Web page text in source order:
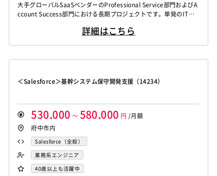
大手グローバルSaaSベンダーのProfessional Service部門およびA
ccount Success部門における長期プロジェクトです。単発のIT開
をテクノロジーと運用の両面から長期的に支える、非常に重要度の
詳細はこちら
＜Salesforce＞基幹システム保守開発支援（14234）
530,000 ～ 580,000 円 /月額
府中市内
Salesforce（全般）
業務系エンジニア
40歳以上も活躍中